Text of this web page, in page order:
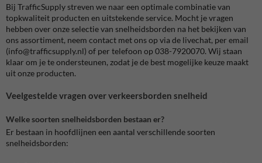
Bij TrafficSupply streven we naar een optimale combinatie van
topkwaliteit producten en uitstekende service. Mocht je vragen
hebben over onze selectie van snelheidsborden na het bekijken van
ons assortiment, neem contact met ons op via de livechat, per email
(info@trafficsupply.nl) of per telefoon op 038-7920070. Wij staan
klaar om je te ondersteunen, zodat je de best mogelijke keuze maakt
uit onze producten.
Veelgestelde vragen over verkeersborden snelheid
Welke soorten snelheidsborden bestaan er?
Er bestaan in hoofdlijnen een aantal verschillende soorten
snelheidsborden: